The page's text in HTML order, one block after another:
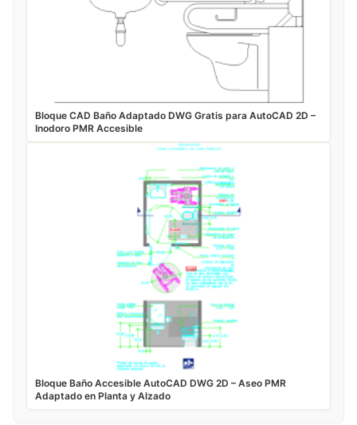
Bloque CAD Baño Adaptado DWG Gratis para AutoCAD 2D –
Inodoro PMR Accesible
Bloque Baño Accesible AutoCAD DWG 2D – Aseo PMR
Adaptado en Planta y Alzado